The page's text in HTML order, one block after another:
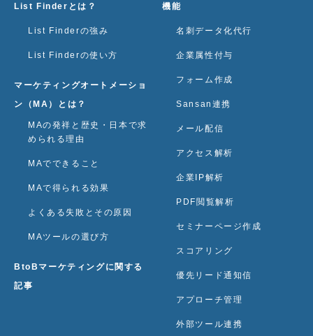
List Finderとは？
List Finderの強み
List Finderの使い方
マーケティングオートメーショ
ン（MA）とは？
MAの発祥と歴史・日本で求
められる理由
MAでできること
MAで得られる効果
よくある失敗とその原因
MAツールの選び方
BtoBマーケティングに関する
記事
機能
名刺データ化代行
企業属性付与
フォーム作成
Sansan連携
メール配信
アクセス解析
企業IP解析
PDF閲覧解析
セミナーページ作成
スコアリング
優先リード通知信
アプローチ管理
外部ツール連携